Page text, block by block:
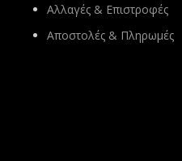
Αλλαγές & Επιστροφές
Αποστολές & Πληρωμές